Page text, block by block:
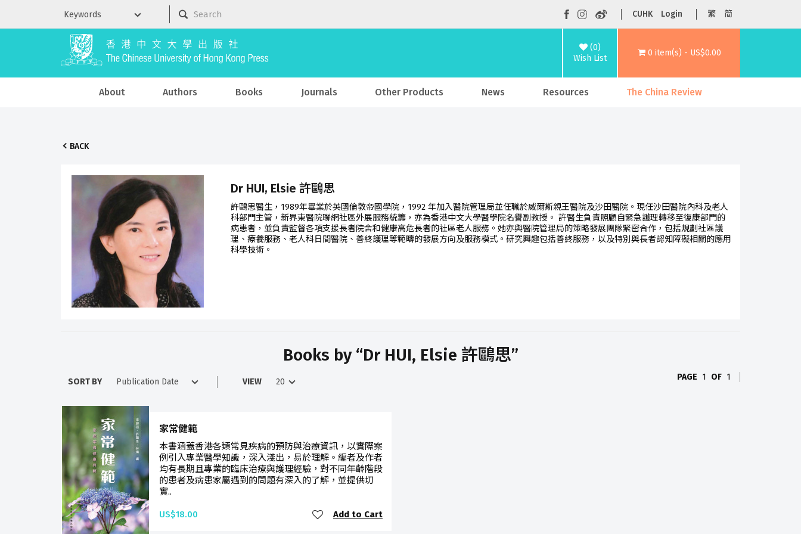
CUHK Login 繁 简
(0)
Wish List
0 item(s) - US$0.00
About Authors Books Journals Other Products News Resources The China Review
BACK
Dr HUI, Elsie 許鷗思
許鷗思醫生，1989年畢業於英國倫敦帝國學院，1992 年加入醫院管理局並任職於威爾斯親王醫院及沙田醫院。現任沙田醫院內科及老人
科部門主管，新界東醫院聯網社區外展服務統籌，亦為香港中文大學醫學院名譽副教授。 許醫生負責照顧自緊急護理轉移至復康部門的
病患者，並負責監督各項支援長者院舍和健康高危長者的社區老人服務。她亦與醫院管理局的策略發展團隊緊密合作，包括規劃社區護
理、療養服務、老人科日間醫院、善終護理等範疇的發展方向及服務模式。研究興趣包括善終服務，以及特別與長者認知障礙相關的應用
科學技術。
Books by “Dr HUI, Elsie 許鷗思”
SORT BY VIEW PAGE 1 OF 1
家常健範
本書涵蓋香港各類常見疾病的預防與治療資訊，以實際案
例引入專業醫學知識，深入淺出，易於理解。編者及作者
均有長期且專業的臨床治療與護理經驗，對不同年齡階段
的患者及病患家屬遇到的問題有深入的了解，並提供切
實..
US$18.00 Add to Cart